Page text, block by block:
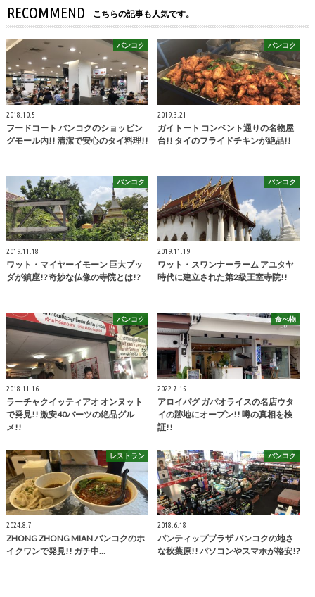
RECOMMEND こちらの記事も人気です。
バンコク
2018.10.5
フードコート バンコクのショッピン
グモール内!! 清潔で安心のタイ料理!!
バンコク
2019.3.21
ガイトート コンベント通りの名物屋
台!! タイのフライドチキンが絶品!!
バンコク
2019.11.18
ワット・マイヤーイモーン 巨大ブッ
ダが鎮座!? 奇妙な仏像の寺院とは!?
バンコク
2019.11.19
ワット・スワンナーラーム アユタヤ
時代に建立された第2級王室寺院!!
バンコク
2018.11.16
ラーチャクイッティアオ オンヌット
で発見!! 激安40バーツの絶品グル
メ!!
食べ物
2022.7.15
アロイパグ ガパオライスの名店ウタ
イの跡地にオープン!! 噂の真相を検
証!!
レストラン
2024.8.7
ZHONG ZHONG MIAN バンコクのホ
イクワンで発見!! ガチ中…
バンコク
2018.6.18
パンティッププラザ バンコクの地さ
な秋葉原!! パソコンやスマホが格安!?